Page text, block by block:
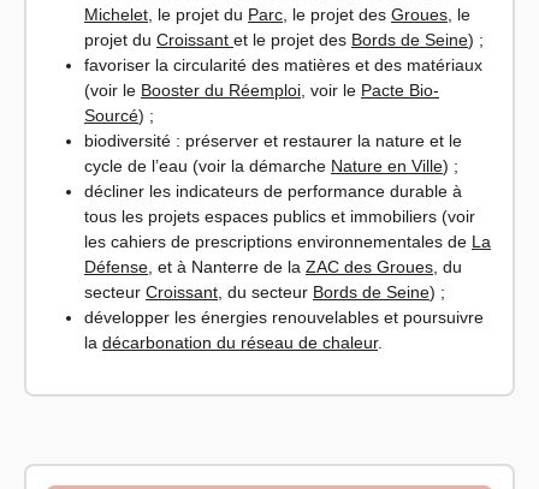
Michelet , le projet du Parc , le projet des Groues , le
projet du Croissant et le projet des Bords de Seine) ;
favoriser la circularité des matières et des matériaux
(voir le Booster du Réemploi , voir le Pacte Bio-
Sourcé) ;
biodiversité : préserver et restaurer la nature et le
cycle de l’eau (voir la démarche Nature en Ville) ;
décliner les indicateurs de performance durable à
tous les projets espaces publics et immobiliers (voir
les cahiers de prescriptions environnementales de La
Défense , et à Nanterre de la ZAC des Groues , du
secteur Croissant , du secteur Bords de Seine) ;
développer les énergies renouvelables et poursuivre
la décarbonation du réseau de chaleur.